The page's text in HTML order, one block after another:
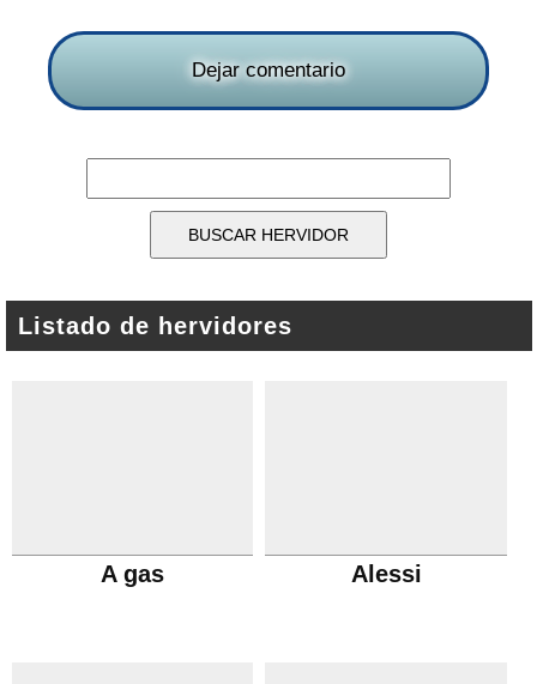
Dejar comentario
Listado de hervidores
A gas Alessi